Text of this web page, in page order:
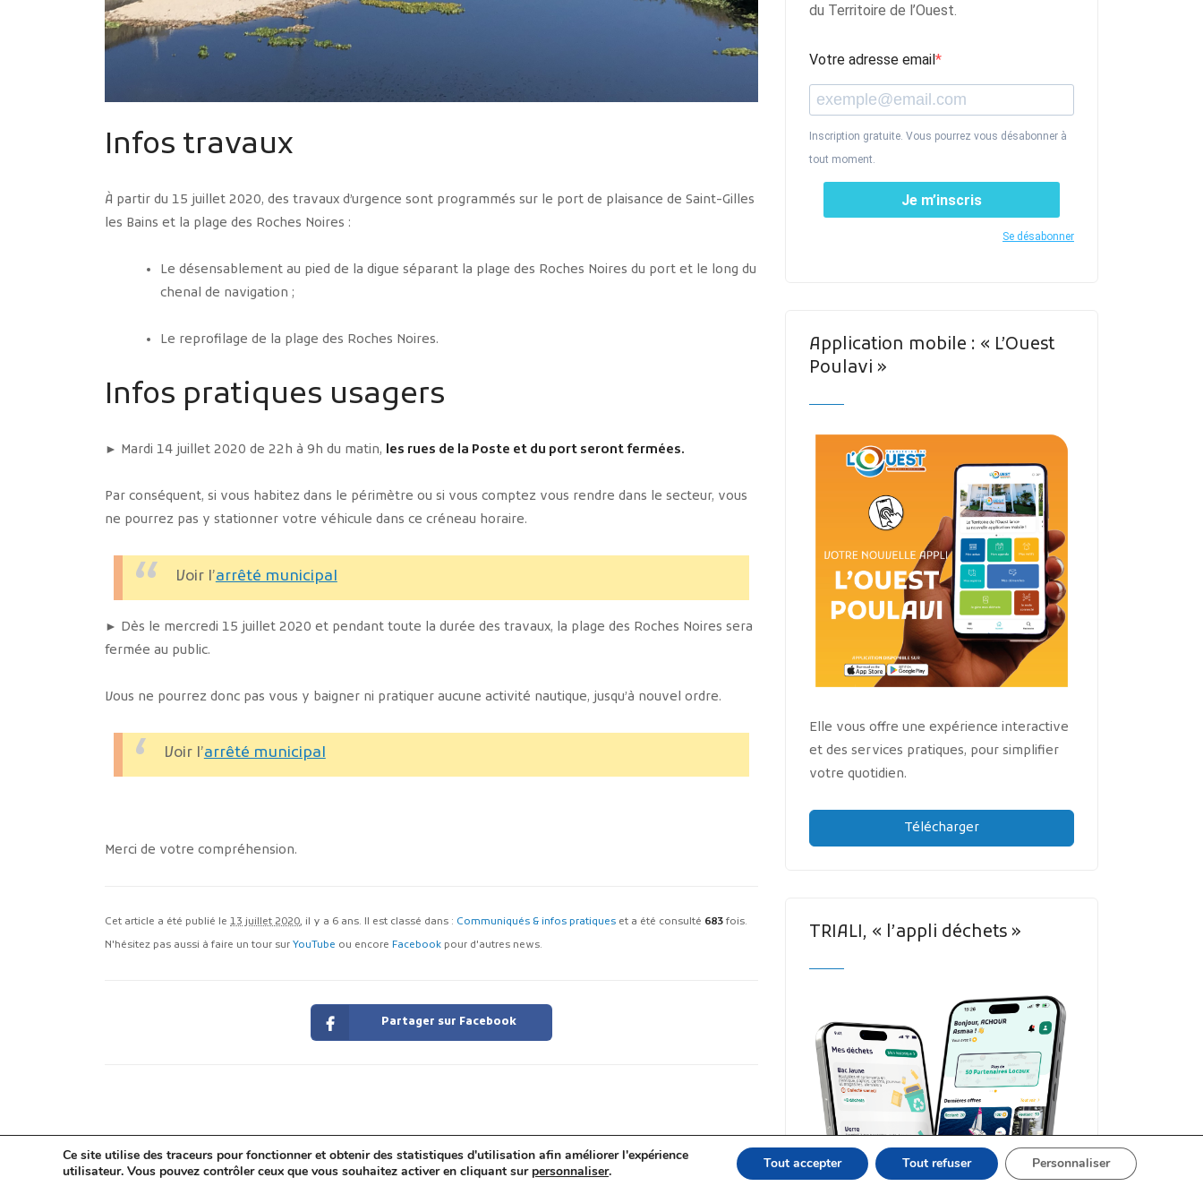
Infos travaux
À partir du 15 juillet 2020, des travaux d’urgence sont programmés sur le port de plaisance de Saint-Gilles
les Bains et la plage des Roches Noires :
Le désensablement au pied de la digue séparant la plage des Roches Noires du port et le long du
chenal de navigation ;
Le reprofilage de la plage des Roches Noires.
Infos pratiques usagers
► Mardi 14 juillet 2020 de 22h à 9h du matin, les rues de la Poste et du port seront fermées.
Par conséquent, si vous habitez dans le périmètre ou si vous comptez vous rendre dans le secteur, vous
ne pourrez pas y stationner votre véhicule dans ce créneau horaire.
Voir l’arrêté municipal
► Dès le mercredi 15 juillet 2020 et pendant toute la durée des travaux, la plage des Roches Noires sera
fermée au public.
Vous ne pourrez donc pas vous y baigner ni pratiquer aucune activité nautique, jusqu’à nouvel ordre.
Voir l’arrêté municipal
Merci de votre compréhension.
Cet article a été publié le 13 juillet 2020, il y a 6 ans. Il est classé dans : Communiqués & infos pratiques et a été consulté 683 fois.
N'hésitez pas aussi à faire un tour sur YouTube ou encore Facebook pour d'autres news.
Partager sur Facebook
du Territoire de l’Ouest.
Votre adresse email
Inscription gratuite. Vous pourrez vous désabonner à
tout moment.
Je m’inscris
Se désabonner
Application mobile : « L’Ouest
Poulavi »
Elle vous offre une expérience interactive
et des services pratiques, pour simplifier
votre quotidien.
Télécharger
TRIALI, « l’appli déchets »
Ce site utilise des traceurs pour fonctionner et obtenir des statistiques d'utilisation afin améliorer l'expérience
utilisateur. Vous pouvez contrôler ceux que vous souhaitez activer en cliquant sur personnaliser. Tout accepter Tout refuser Personnaliser